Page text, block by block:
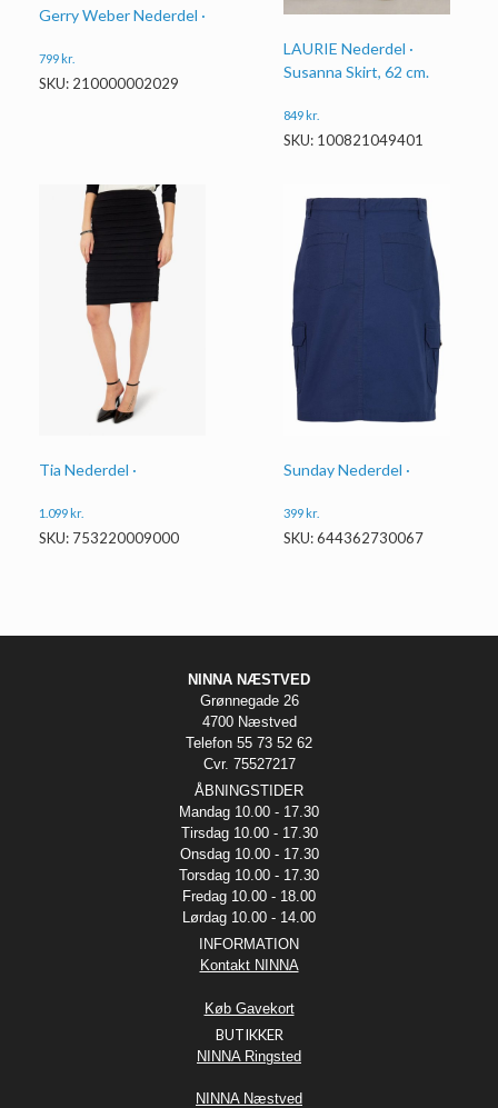
Gerry Weber Nederdel ·
799kr.
SKU: 210000002029
LAURIE Nederdel ·
Susanna Skirt, 62 cm.
849kr.
SKU: 100821049401
Tia Nederdel ·
1.099kr.
SKU: 753220009000
Sunday Nederdel ·
399kr.
SKU: 644362730067
NINNA NÆSTVED
Grønnegade 26
4700 Næstved
Telefon 55 73 52 62
Cvr. 75527217
ÅBNINGSTIDER
Mandag 10.00 - 17.30
Tirsdag 10.00 - 17.30
Onsdag 10.00 - 17.30
Torsdag 10.00 - 17.30
Fredag 10.00 - 18.00
Lørdag 10.00 - 14.00
INFORMATION
Kontakt NINNA
Køb Gavekort
BUTIKKER
NINNA Ringsted
NINNA Næstved